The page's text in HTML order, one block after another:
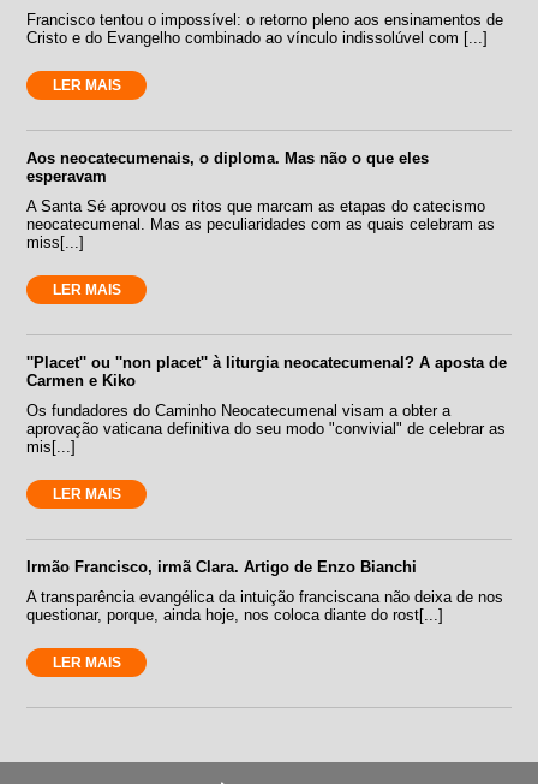
Francisco tentou o impossível: o retorno pleno aos ensinamentos de
Cristo e do Evangelho combinado ao vínculo indissolúvel com [...]
LER MAIS
Aos neocatecumenais, o diploma. Mas não o que eles
esperavam
A Santa Sé aprovou os ritos que marcam as etapas do catecismo
neocatecumenal. Mas as peculiaridades com as quais celebram as
miss[...]
LER MAIS
''Placet'' ou ''non placet'' à liturgia neocatecumenal? A aposta de
Carmen e Kiko
Os fundadores do Caminho Neocatecumenal visam a obter a
aprovação vaticana definitiva do seu modo "convivial" de celebrar as
mis[...]
LER MAIS
Irmão Francisco, irmã Clara. Artigo de Enzo Bianchi
A transparência evangélica da intuição franciscana não deixa de nos
questionar, porque, ainda hoje, nos coloca diante do rost[...]
LER MAIS